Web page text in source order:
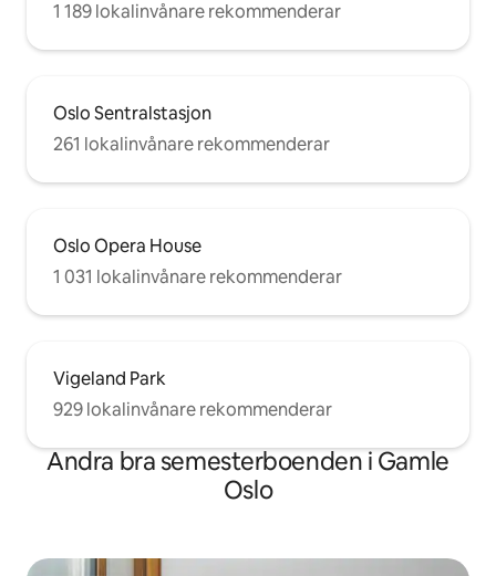
1 189 lokalinvånare rekommenderar
Oslo Sentralstasjon
261 lokalinvånare rekommenderar
Oslo Opera House
1 031 lokalinvånare rekommenderar
Vigeland Park
929 lokalinvånare rekommenderar
Andra bra semesterboenden i Gamle
Oslo